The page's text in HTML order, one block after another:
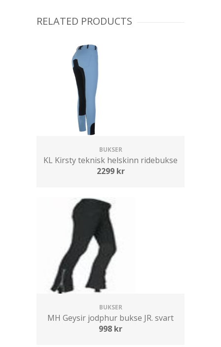
RELATED PRODUCTS
BUKSER
KL Kirsty teknisk helskinn ridebukse
2299 kr
BUKSER
MH Geysir jodphur bukse JR. svart
998 kr